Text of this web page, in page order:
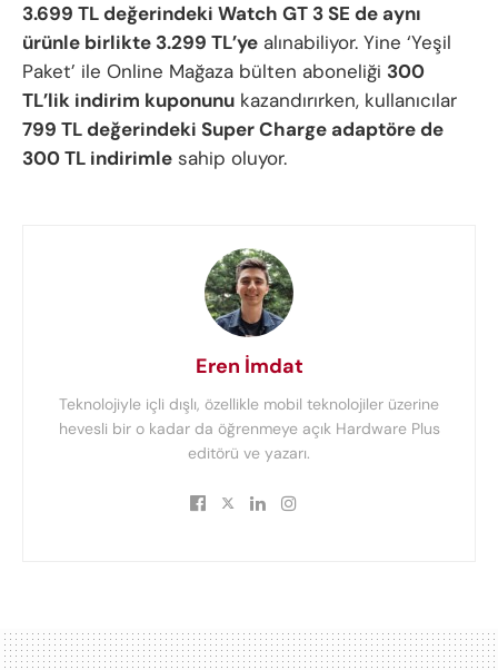
3.699 TL değerindeki Watch GT 3 SE de aynı
ürünle birlikte 3.299 TL’ye alınabiliyor. Yine ‘Yeşil
Paket’ ile Online Mağaza bülten aboneliği 300
TL’lik indirim kuponunu kazandırırken, kullanıcılar
799 TL değerindeki Super Charge adaptöre de
300 TL indirimle sahip oluyor.
Eren İmdat
Teknolojiyle içli dışlı, özellikle mobil teknolojiler üzerine
hevesli bir o kadar da öğrenmeye açık Hardware Plus
editörü ve yazarı.